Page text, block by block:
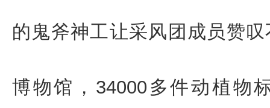
的鬼斧神工让采风 团 成员赞
博物馆，34000多件动植物